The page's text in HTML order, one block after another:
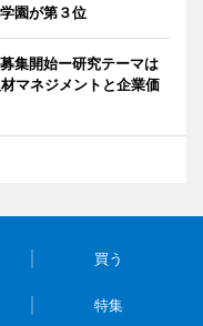
園が第３位
集開始ー研究テーマは
マネジメントと企業価
買う
特集